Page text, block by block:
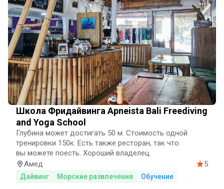
Школа Фридайвинга Apneista Bali Freediving
and Yoga School
Глубина может достигать 50 м. Стоимость одной
тренировки 150к. Есть также ресторан, так что
вы можете поесть. Хороший владелец.
Амед
5
Дайвинг Морские развлечения Обучение